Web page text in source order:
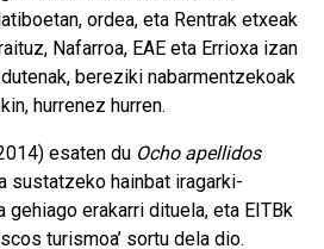
ordea, eta Rentrak etxeak
Nafarroa, EAE eta Errioxa izan
bereziki nabarmentzekoak
hurrenez hurren.
esaten du Ocho apellidos
sustatzeko hainbat iragarki-
gehiago erakarri dituela, eta EITBk
turismoa’ sortu dela dio.